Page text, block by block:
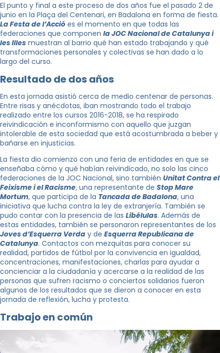
El punto y final a este proceso de dos años fue el pasado 2 de
junio en la Plaça del Centenari, en Badalona en forma de fiesta.
La Festa de l’Acció es el momento en que todas las
federaciones que componen la JOC Nacional de Catalunya i
les Illes muestran al barrio qué han estado trabajando y qué
transformaciones personales y colectivas se han dado a lo
largo del curso.
Resultado de dos años
En esta jornada asistió cerca de medio centenar de personas.
Entre risas y anécdotas, iban mostrando todo el trabajo
realizado entre los cursos 2016-2018, se ha respirado
reivindicación e inconformismo con aquello que juzgan
intolerable de esta sociedad que está acostumbrada a beber y
bañarse en injusticias.
La fiesta dio comienzo con una feria de entidades en que se
enseñaba cómo y qué habían reivindicado, no solo las cinco
federaciones de la JOC Nacional, sino también Unitat Contra el
Feixisme i el Racisme, una representante de Stop Mare
Mortum, que participa de la Tancada de Badalona, una
iniciativa que lucha contra la ley de extranjería. También se
pudo contar con la presencia de las Libélulas. Además de
estas entidades, también se personaron representantes de los
Joves d’Esquerra Verda y de Esquerra Republicana de
Catalunya. Contactos con mezquitas para conocer su
realidad, partidos de fútbol por la convivencia en igualdad,
concentraciones, manifestaciones, charlas para ayudar a
concienciar a la ciudadanía y acercarse a la realidad de las
personas que sufren racismo o conciertos solidarios fueron
algunos de los resultados que se dieron a conocer en esta
jornada de reflexión, lucha y protesta.
Trabajo en común